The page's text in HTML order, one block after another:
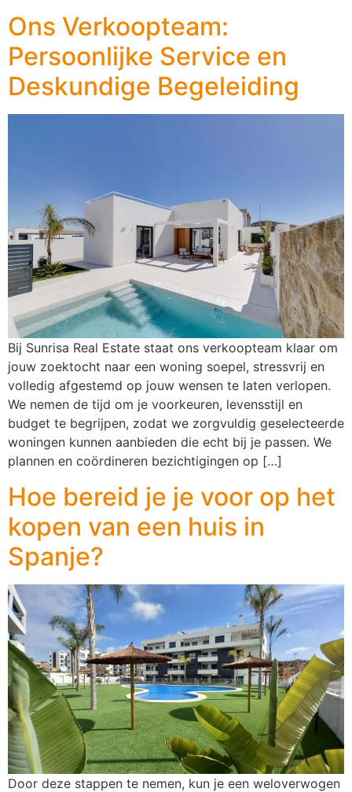
Ons Verkoopteam:
Persoonlijke Service en
Deskundige Begeleiding
Bij Sunrisa Real Estate staat ons verkoopteam klaar om
jouw zoektocht naar een woning soepel, stressvrij en
volledig afgestemd op jouw wensen te laten verlopen.
We nemen de tijd om je voorkeuren, levensstijl en
budget te begrijpen, zodat we zorgvuldig geselecteerde
woningen kunnen aanbieden die echt bij je passen. We
plannen en coördineren bezichtigingen op […]
Hoe bereid je je voor op het
kopen van een huis in
Spanje?
Door deze stappen te nemen, kun je een weloverwogen